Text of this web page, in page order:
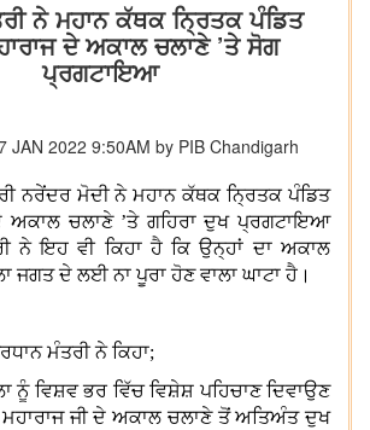
ਨੇ ਮਹਾਨ ਕੱਥਕ ਨ੍ਰਿਤਕ ਪੰਡਿਤ
ਦੇ ਅਕਾਲ ਚਲਾਣੇ ’ਤੇ ਸੋਗ
ਪ੍ਰਗਟਾਇਆ
17 JAN 2022 9:50AM by PIB Chandigarh
ਨਰੇਂਦਰ ਮੋਦੀ ਨੇ ਮਹਾਨ ਕੱਥਕ ਨ੍ਰਿਤਕ ਪੰਡਿਤ
ਅਕਾਲ ਚਲਾਣੇ ’ਤੇ ਗਹਿਰਾ ਦੁਖ ਪ੍ਰਗਟਾਇਆ
ਨੇ ਇਹ ਵੀ ਕਿਹਾ ਹੈ ਕਿ ਉਨ੍ਹਾਂ ਦਾ ਅਕਾਲ
ਜਗਤ ਦੇ ਲਈ ਨਾ ਪੂਰਾ ਹੋਣ ਵਾਲਾ ਘਾਟਾ ਹੈ।
ਮੰਤਰੀ ਨੇ ਕਿਹਾ;
ਨੂੰ ਵਿਸ਼ਵ ਭਰ ਵਿੱਚ ਵਿਸ਼ੇਸ਼ ਪਹਿਚਾਣ ਦਿਵਾਉਣ
ਮਹਾਰਾਜ ਜੀ ਦੇ ਅਕਾਲ ਚਲਾਣੇ ਤੋਂ ਅਤਿਅੰਤ ਦੁਖ